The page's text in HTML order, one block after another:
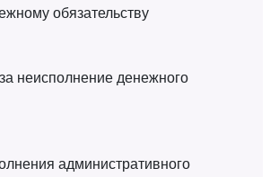
обязательству
неисполнение денежного
административного